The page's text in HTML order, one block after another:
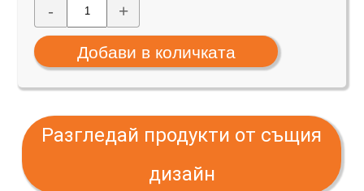
- +
Разгледай продукти от същия
дизайн